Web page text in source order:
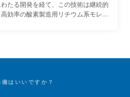
たる開発を経て、この技術は継続的
効率の酸素製造用リチウム系モレキ
備はいいですか？